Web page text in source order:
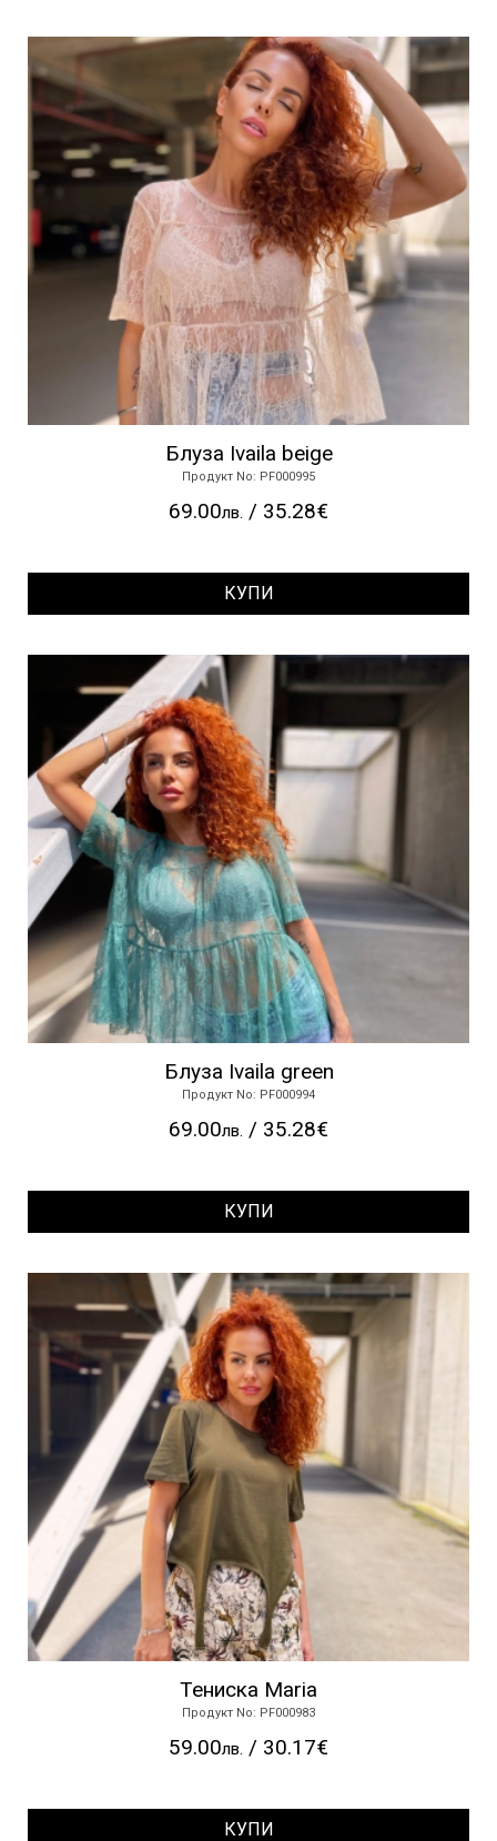
Блуза Ivaila beige
Продукт No: PF000995
69.00лв. / 35.28€
КУПИ
Блуза Ivaila green
Продукт No: PF000994
69.00лв. / 35.28€
КУПИ
Тениска Maria
Продукт No: PF000983
59.00лв. / 30.17€
КУПИ